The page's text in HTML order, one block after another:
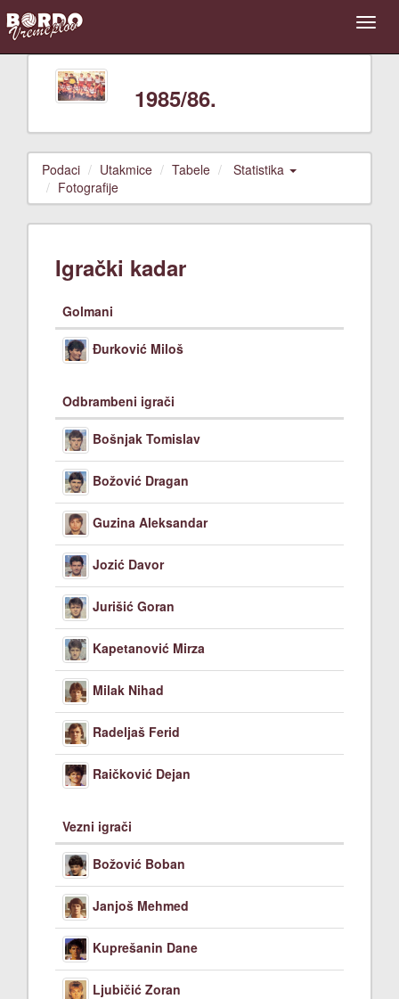
1985/86.
Podaci Utakmice Tabele
Statistika
Fotografije
Igrački kadar
Golmani
Đurković Miloš
Odbrambeni igrači
Bošnjak Tomislav
Božović Dragan
Guzina Aleksandar
Jozić Davor
Jurišić Goran
Kapetanović Mirza
Milak Nihad
Radeljaš Ferid
Raičković Dejan
Vezni igrači
Božović Boban
Janjoš Mehmed
Kuprešanin Dane
Ljubičić Zoran